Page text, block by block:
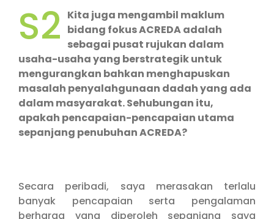
S2 Kita juga mengambil maklum
bidang fokus ACREDA adalah
sebagai pusat rujukan dalam
usaha-usaha yang berstrategik untuk
mengurangkan bahkan menghapuskan
masalah penyalahgunaan dadah yang ada
dalam masyarakat. Sehubungan itu,
apakah pencapaian-pencapaian utama
sepanjang penubuhan ACREDA?
Secara peribadi, saya merasakan terlalu
banyak pencapaian serta pengalaman
berharga yang diperoleh sepanjang saya